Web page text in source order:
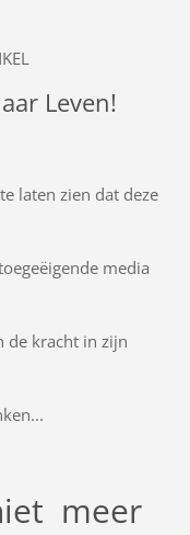
Leven!
laten zien dat deze
media
de kracht in zijn
meer